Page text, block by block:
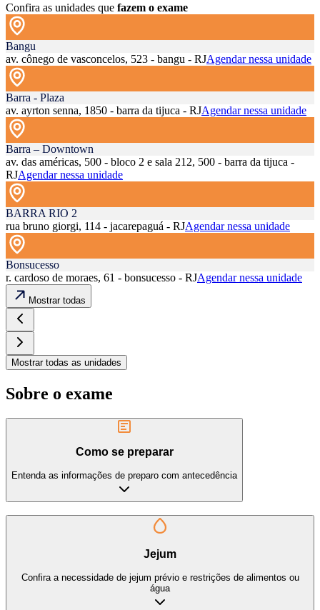
Confira as unidades que fazem o exame
Bangu
av. cônego de vasconcelos, 523 - bangu - RJAgendar nessa unidade
Barra - Plaza
av. ayrton senna, 1850 - barra da tijuca - RJAgendar nessa unidade
Barra – Downtown
av. das américas, 500 - bloco 2 e sala 212, 500 - barra da tijuca -
RJAgendar nessa unidade
BARRA RIO 2
rua bruno giorgi, 114 - jacarepaguá - RJAgendar nessa unidade
Bonsucesso
r. cardoso de moraes, 61 - bonsucesso - RJAgendar nessa unidade
Mostrar todas
Mostrar todas as unidades
Sobre o exame
Como se preparar
Entenda as informações de preparo com antecedência
Jejum
Confira a necessidade de jejum prévio e restrições de alimentos ou
água